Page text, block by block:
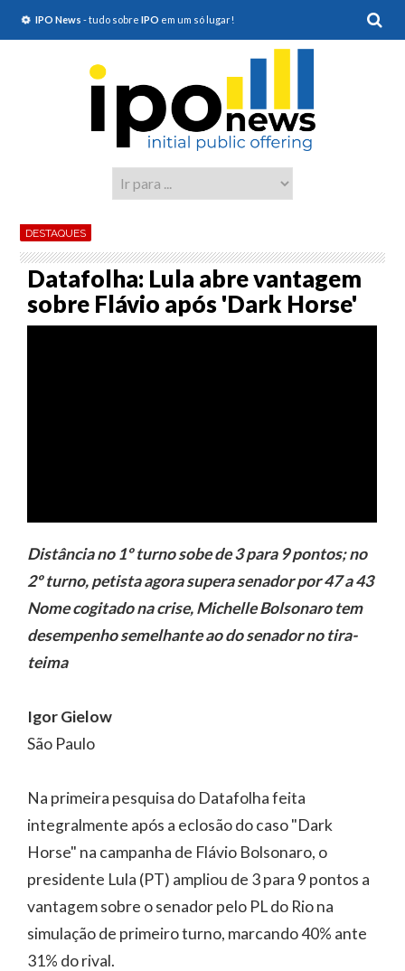
IPO News - tudo sobre IPO em um só lugar!
DESTAQUES
Datafolha: Lula abre vantagem
sobre Flávio após 'Dark Horse'
Distância no 1º turno sobe de 3 para 9 pontos; no
2º turno, petista agora supera senador por 47 a 43
Nome cogitado na crise, Michelle Bolsonaro tem
desempenho semelhante ao do senador no tira-
teima
Igor Gielow
São Paulo
Na primeira pesquisa do Datafolha feita
integralmente após a eclosão do caso "Dark
Horse" na campanha de Flávio Bolsonaro, o
presidente Lula (PT) ampliou de 3 para 9 pontos a
vantagem sobre o senador pelo PL do Rio na
simulação de primeiro turno, marcando 40% ante
31% do rival.